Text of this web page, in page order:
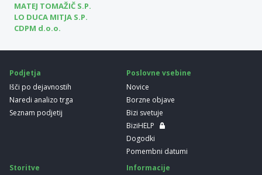
MATEJ TOMAŽIČ S.P.
LO DUCA MITJA S.P.
CDPM d.o.o.
Podjetja
Išči po dejavnostih
Naredi analizo trga
Seznam podjetij
Poslovne vsebine
Novice
Borzne objave
Bizi svetuje
BiziHELP
Dogodki
Pomembni datumi
Storitve
Informacije